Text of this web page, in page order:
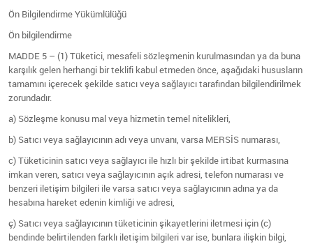
Ön Bilgilendirme Yükümlülüğü
Ön bilgilendirme
MADDE 5 – (1) Tüketici, mesafeli sözleşmenin kurulmasından ya da buna
karşılık gelen herhangi bir teklifi kabul etmeden önce, aşağıdaki hususların
tamamını içerecek şekilde satıcı veya sağlayıcı tarafından bilgilendirilmek
zorundadır.
a) Sözleşme konusu mal veya hizmetin temel nitelikleri,
b) Satıcı veya sağlayıcının adı veya unvanı, varsa MERSİS numarası,
c) Tüketicinin satıcı veya sağlayıcı ile hızlı bir şekilde irtibat kurmasına
imkan veren, satıcı veya sağlayıcının açık adresi, telefon numarası ve
benzeri iletişim bilgileri ile varsa satıcı veya sağlayıcının adına ya da
hesabına hareket edenin kimliği ve adresi,
ç) Satıcı veya sağlayıcının tüketicinin şikayetlerini iletmesi için (c)
bendinde belirtilenden farklı iletişim bilgileri var ise, bunlara ilişkin bilgi,